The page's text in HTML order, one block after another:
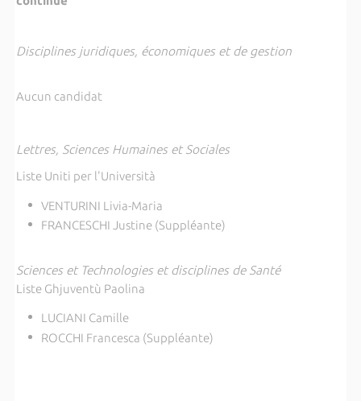
Disciplines juridiques, économiques et de gestion
Aucun candidat
Lettres, Sciences Humaines et Sociales
Liste Uniti per l'Università
VENTURINI Livia-Maria
FRANCESCHI Justine (Suppléante)
Sciences et Technologies et disciplines de Santé
Liste Ghjuventù Paolina
LUCIANI Camille
ROCCHI Francesca (Suppléante)